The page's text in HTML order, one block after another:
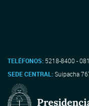
TELÉFONOS: 5218-8400 -
SEDE CENTRAL:Suipacha